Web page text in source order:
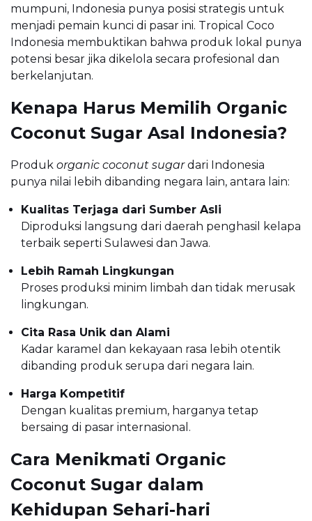
mumpuni, Indonesia punya posisi strategis untuk
menjadi pemain kunci di pasar ini. Tropical Coco
Indonesia membuktikan bahwa produk lokal punya
potensi besar jika dikelola secara profesional dan
berkelanjutan.
Kenapa Harus Memilih Organic
Coconut Sugar Asal Indonesia?
Produk organic coconut sugardari Indonesia
punya nilai lebih dibanding negara lain, antara lain:
Kualitas Terjaga dari Sumber Asli
Diproduksi langsung dari daerah penghasil kelapa
terbaik seperti Sulawesi dan Jawa.
Lebih Ramah Lingkungan
Proses produksi minim limbah dan tidak merusak
lingkungan.
Cita Rasa Unik dan Alami
Kadar karamel dan kekayaan rasa lebih otentik
dibanding produk serupa dari negara lain.
Harga Kompetitif
Dengan kualitas premium, harganya tetap
bersaing di pasar internasional.
Cara Menikmati Organic
Coconut Sugar dalam
Kehidupan Sehari-hari